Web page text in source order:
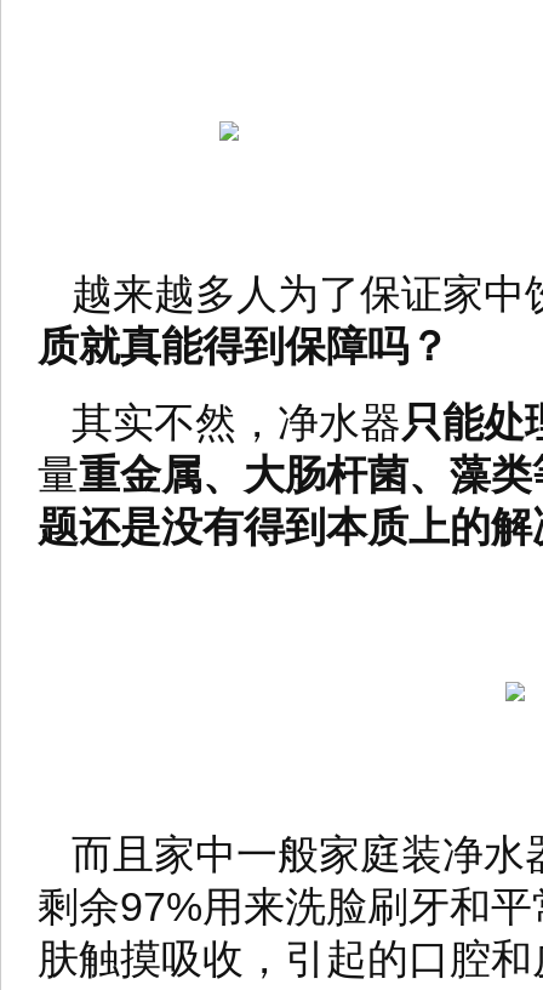
越来越多人为了保证家
质就真能得到保障吗？
其实不然，净水器只能处
量重金属、大肠杆菌、藻
题还是没有得到本质上的
而且家中一般家庭装净
剩余97%用来洗脸刷牙和
肤触摸吸收，引起的口腔